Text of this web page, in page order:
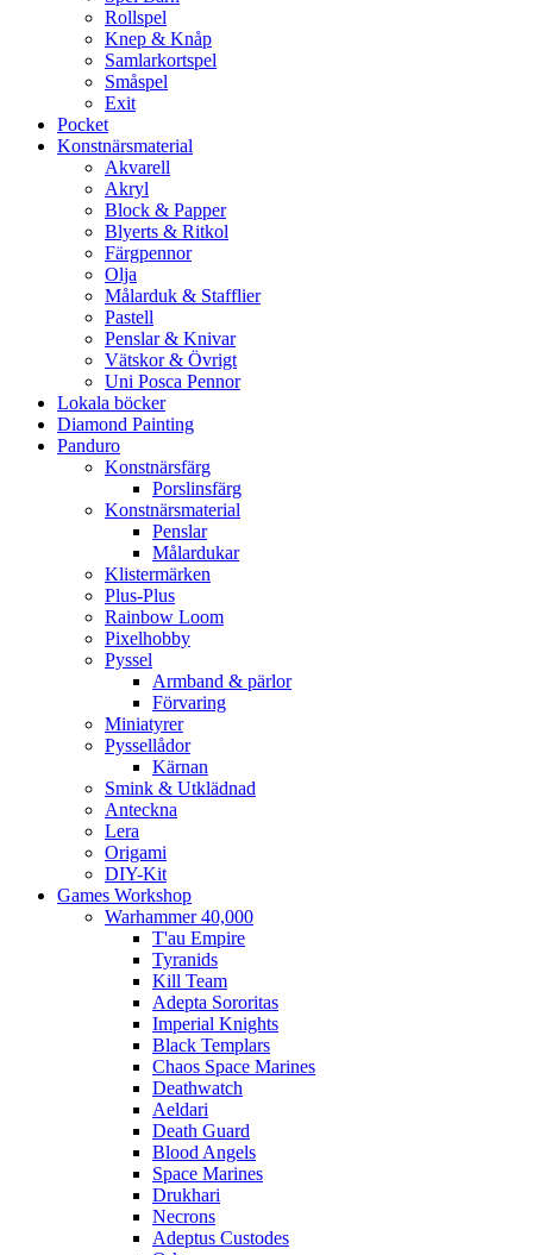
Rollspel
Knep & Knåp
Samlarkortspel
Småspel
Exit
Pocket
Konstnärsmaterial
Akvarell
Akryl
Block & Papper
Blyerts & Ritkol
Färgpennor
Olja
Målarduk & Stafflier
Pastell
Penslar & Knivar
Vätskor & Övrigt
Uni Posca Pennor
Lokala böcker
Diamond Painting
Panduro
Konstnärsfärg
Porslinsfärg
Konstnärsmaterial
Penslar
Målardukar
Klistermärken
Plus-Plus
Rainbow Loom
Pixelhobby
Pyssel
Armband & pärlor
Förvaring
Miniatyrer
Pyssellådor
Kärnan
Smink & Utklädnad
Anteckna
Lera
Origami
DIY-Kit
Games Workshop
Warhammer 40,000
T'au Empire
Tyranids
Kill Team
Adepta Sororitas
Imperial Knights
Black Templars
Chaos Space Marines
Deathwatch
Aeldari
Death Guard
Blood Angels
Space Marines
Drukhari
Necrons
Adeptus Custodes